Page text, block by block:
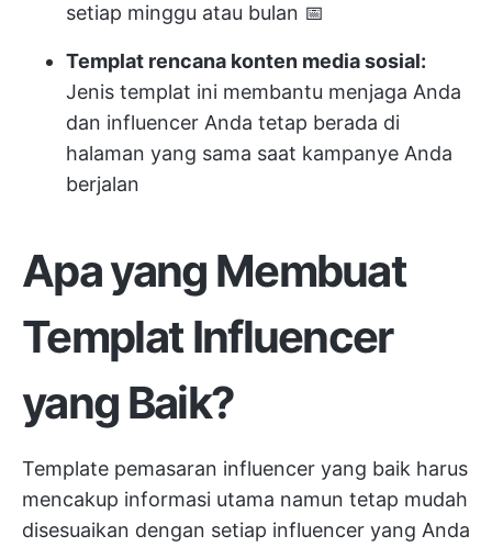
setiap minggu atau bulan 📅
Templat rencana konten media sosial:
Jenis templat ini membantu menjaga Anda
dan influencer Anda tetap berada di
halaman yang sama saat kampanye Anda
berjalan
Apa yang Membuat
Templat Influencer
yang Baik?
Template pemasaran influencer yang baik harus
mencakup informasi utama namun tetap mudah
disesuaikan dengan setiap influencer yang Anda